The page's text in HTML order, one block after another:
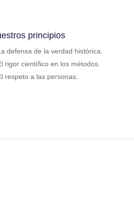
principios
defensa de la verdad histórica.
rigor científico en los métodos.
respeto a las personas.